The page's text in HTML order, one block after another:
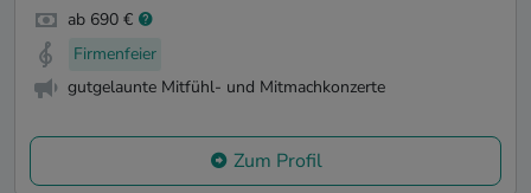
ab 690 €
Firmenfeier
gutgelaunte Mitfühl- und Mitmachkonzerte
Zum Profil